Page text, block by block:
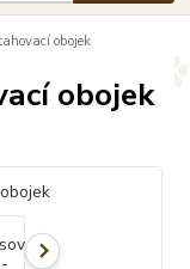
obojek
obojek